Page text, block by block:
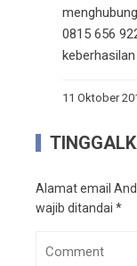
0815 656
11 Oktober
Alamat email
wajib ditandai *